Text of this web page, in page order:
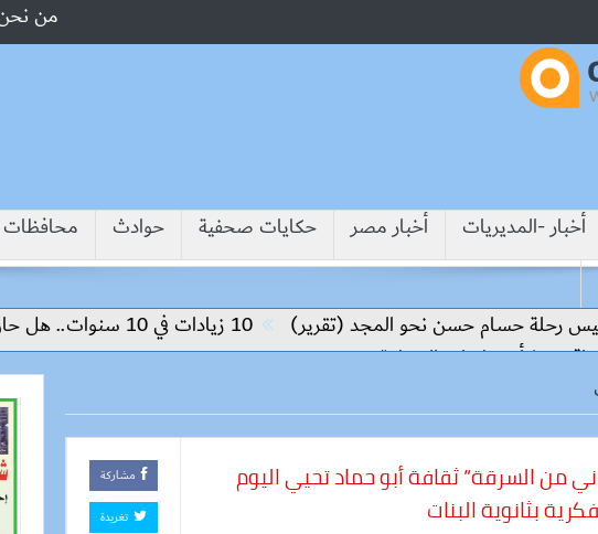
من
أخبار -المديريات أخبار مصر حكايات صحفية حوادث محافظات
رحلة حسام حسن نحو المجد (تقرير) 10 زيادات في 10 سنوات.. هل حان الوقت لرفع دعم البنزين نهائيا؟
بشأن تطورات المنطقة
من السرقة” ثقافة أبو حماد تحيي اليوم
بثانوية البنات
مشاركة
تغريدة